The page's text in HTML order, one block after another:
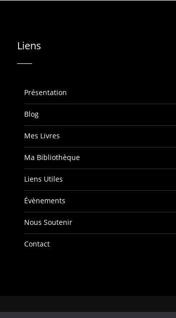
Liens
Présentation
Blog
Mes Livres
Ma Bibliothèque
Liens Utiles
Évènements
Nous Soutenir
Contact